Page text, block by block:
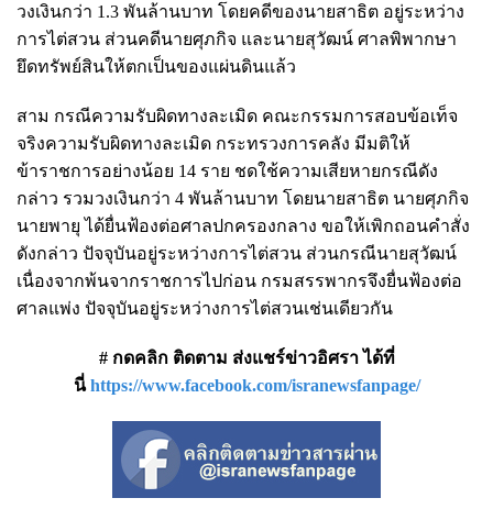
วงเงินกว่า 1.3 พันล้านบาท โดยคดีของนายสาธิต อยู่ระหว่าง
การไต่สวน ส่วนคดีนายศุภกิจ และนายสุวัฒน์ ศาลพิพากษา
ยึดทรัพย์สินให้ตกเป็นของแผ่นดินแล้ว
สาม กรณีความรับผิดทางละเมิด คณะกรรมการสอบข้อเท็จ
จริงความรับผิดทางละเมิด กระทรวงการคลัง มีมติให้
ข้าราชการอย่างน้อย 14 ราย ชดใช้ความเสียหายกรณีดัง
กล่าว รวมวงเงินกว่า 4 พันล้านบาท โดยนายสาธิต นายศุภกิจ
นายพายุ ได้ยื่นฟ้องต่อศาลปกครองกลาง ขอให้เพิกถอนคำสั่ง
ดังกล่าว ปัจจุบันอยู่ระหว่างการไต่สวน ส่วนกรณีนายสุวัฒน์
เนื่องจากพ้นจากราชการไปก่อน กรมสรรพากรจึงยื่นฟ้องต่อ
ศาลแพ่ง ปัจจุบันอยู่ระหว่างการไต่สวนเช่นเดียวกัน
# กดคลิก ติดตาม ส่งแชร์ข่าวอิศรา ได้ที่
นี่https://www.facebook.com/isranewsfanpage/